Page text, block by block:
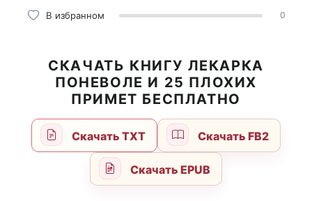
В избранном 0
СКАЧАТЬ КНИГУ ЛЕКАРКА
ПОНЕВОЛЕ И 25 ПЛОХИХ
ПРИМЕТ БЕСПЛАТНО
Скачать TXT Скачать FB2
Скачать EPUB